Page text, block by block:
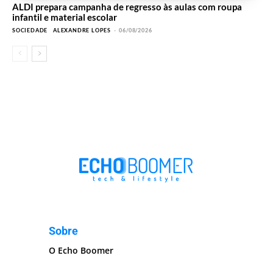
ALDI prepara campanha de regresso às aulas com roupa
infantil e material escolar
SOCIEDADE ALEXANDRE LOPES - 06/08/2026
Sobre
O Echo Boomer